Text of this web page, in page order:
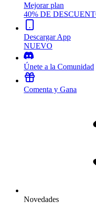
Mejorar plan
40% DE
Descargar App
NUEVO
Únete a la Comunidad
Comenta y Gana
Novedades